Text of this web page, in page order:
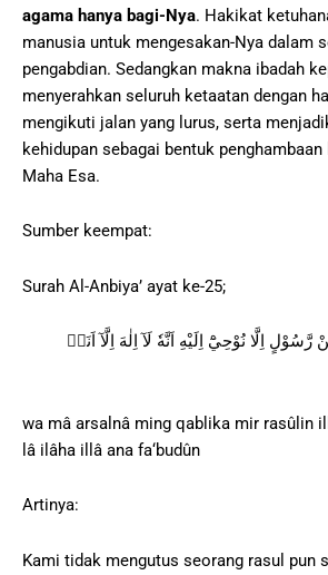
agama hanya bagi-Nya. Hakikat
manusia untuk mengesakan-Nya dalam
pengabdian. Sedangkan makna ibadah
menyerahkan seluruh ketaatan dengan
mengikuti jalan yang lurus, serta
kehidupan sebagai bentuk penghambaan
Maha Esa.
Sumber keempat:
Surah Al-Anbiya’ ayat ke-25;
اِلَّا نُوْحِيْٓ اِلَيْهِ اَنَّهٗ لَآ اِلٰهَ اِلَّآ اَنَا۠
wa mâ arsalnâ ming qablika mir rasûlin
lâ ilâha illâ ana fa‘budûn
Artinya:
Kami tidak mengutus seorang rasul pun